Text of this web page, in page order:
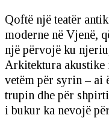
Qoftë një teatër
moderne në Vjenë,
një përvojë ku
Arkitektura akustike
vetëm për syrin – ai
trupin dhe për
i bukur ka nevojë